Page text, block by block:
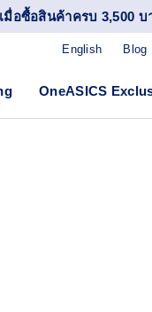
มื่อซื้อสินค้าครบ 3,500
Blog
English
OneASICS